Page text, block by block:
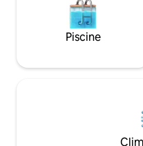
Piscine